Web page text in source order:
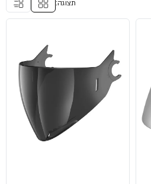
תצוגה: